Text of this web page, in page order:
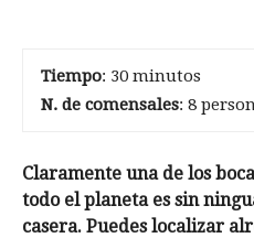
Tiempo: 30 minutos
N. de comensales: 8
Claramente una de los
todo el planeta es sin
casera. Puedes localizar